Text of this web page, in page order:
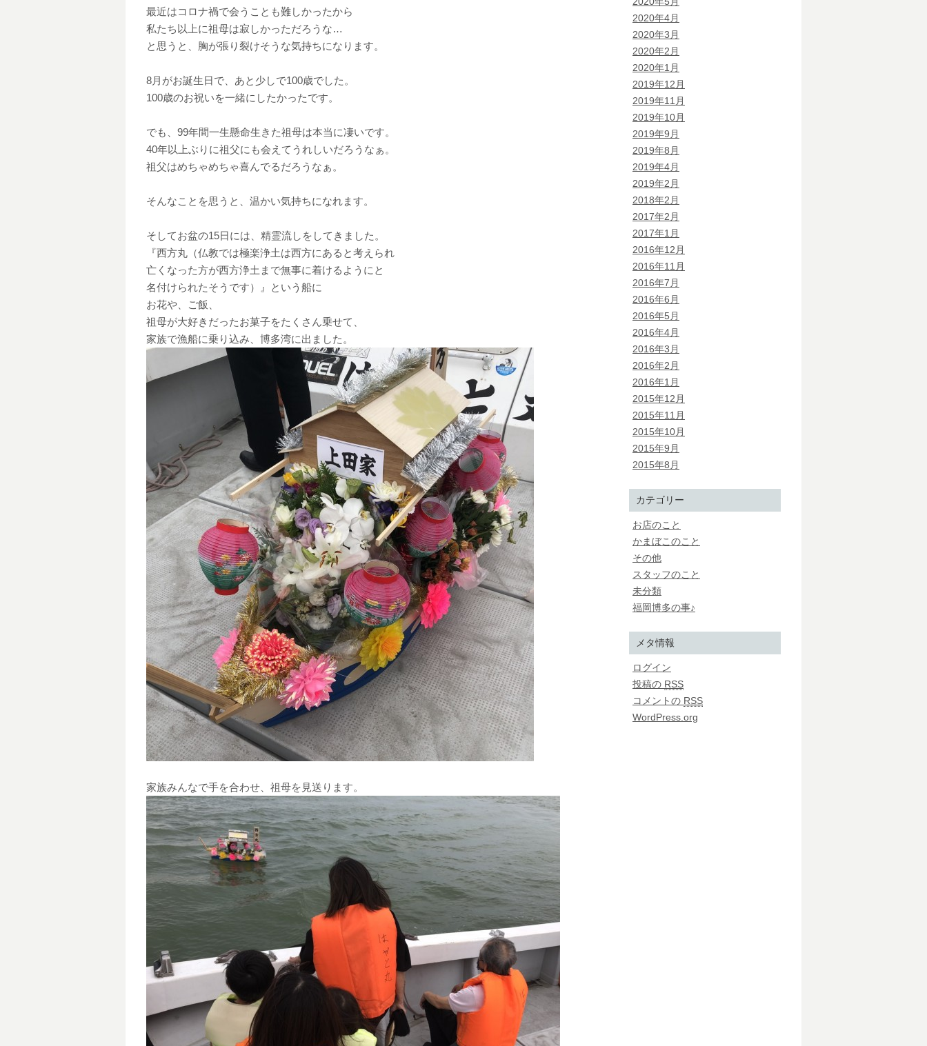
最近はコロナ禍で会うことも難しかったから
私たち以上に祖母は寂しかっただろうな…
と思うと、胸が張り裂けそうな気持ちになります。
8月がお誕生日で、あと少しで100歳でした。
100歳のお祝いを一緒にしたかったです。
でも、99年間一生懸命生きた祖母は本当に凄いです。
40年以上ぶりに祖父にも会えてうれしいだろうなぁ。
祖父はめちゃめちゃ喜んでるだろうなぁ。
そんなことを思うと、温かい気持ちになれます。
そしてお盆の15日には、精霊流しをしてきました。
『西方丸（仏教では極楽浄土は西方にあると考えられ
亡くなった方が西方浄土まで無事に着けるようにと
名付けられたそうです）』という船に
お花や、ご飯、
祖母が大好きだったお菓子をたくさん乗せて、
家族で漁船に乗り込み、博多湾に出ました。
家族みんなで手を合わせ、祖母を見送ります。
2020年4月
2020年3月
2020年2月
2020年1月
2019年12月
2019年11月
2019年10月
2019年9月
2019年8月
2019年4月
2019年2月
2018年2月
2017年2月
2017年1月
2016年12月
2016年11月
2016年7月
2016年6月
2016年5月
2016年4月
2016年3月
2016年2月
2016年1月
2015年12月
2015年11月
2015年10月
2015年9月
2015年8月
カテゴリー
お店のこと
かまぼこのこと
その他
スタッフのこと
未分類
福岡博多の事♪
メタ情報
ログイン
投稿の RSS
コメントの RSS
WordPress.org